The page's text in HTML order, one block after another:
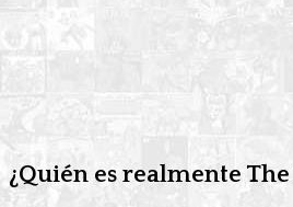
¿Quién es realmente